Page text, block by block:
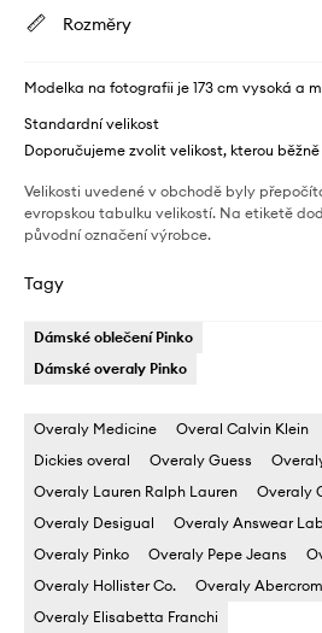
Rozměry
Modelka na fotografii je 173 cm vysoká a
Standardní velikost
Doporučujeme zvolit velikost, kterou
Velikosti uvedené v obchodě byly
evropskou tabulku velikostí. Na etiketě
původní označení výrobce.
Tagy
Dámské oblečení Pinko
Dámské overaly Pinko
Overaly Medicine Overal Calvin Klein
Dickies overal
Overaly Guess
Overaly Lauren Ralph Lauren
Overaly
Overaly Desigual
Overaly Answear Lab
Overaly Pinko
Overaly Pepe Jeans
Overaly Hollister Co.
Overaly
Overaly Elisabetta Franchi